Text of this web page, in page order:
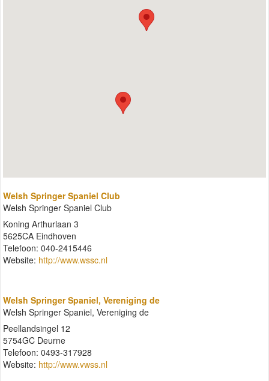
Welsh Springer Spaniel Club
Welsh Springer Spaniel Club
Koning Arthurlaan 3
5625CA Eindhoven
Telefoon: 040-2415446
Website: http://www.wssc.nl
Welsh Springer Spaniel, Vereniging de
Welsh Springer Spaniel, Vereniging de
Peellandsingel 12
5754GC Deurne
Telefoon: 0493-317928
Website: http://www.vwss.nl